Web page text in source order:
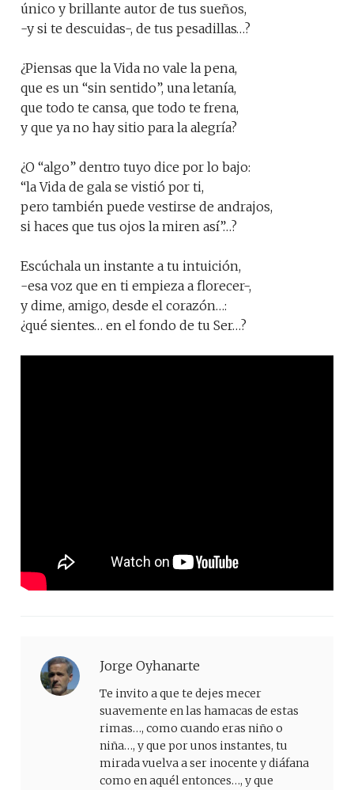
único y brillante autor de tus sueños,
-y si te descuidas-, de tus pesadillas…?
¿Piensas que la Vida no vale la pena,
que es un “sin sentido”, una letanía,
que todo te cansa, que todo te frena,
y que ya no hay sitio para la alegría?
¿O “algo” dentro tuyo dice por lo bajo:
“la Vida de gala se vistió por ti,
pero también puede vestirse de andrajos,
si haces que tus ojos la miren así”…?
Escúchala un instante a tu intuición,
-esa voz que en ti empieza a florecer-,
y dime, amigo, desde el corazón…:
¿qué sientes… en el fondo de tu Ser…?
Jorge Oyhanarte
Te invito a que te dejes mecer
suavemente en las hamacas de estas
rimas…, como cuando eras niño o
niña…, y que por unos instantes, tu
mirada vuelva a ser inocente y diáfana
como en aquél entonces…, y que